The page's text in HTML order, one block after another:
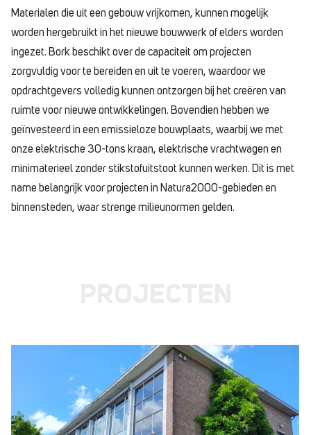
Materialen die uit een gebouw vrijkomen, kunnen mogelijk
worden hergebruikt in het nieuwe bouwwerk of elders worden
ingezet. Bork beschikt over de capaciteit om projecten
zorgvuldig voor te bereiden en uit te voeren, waardoor we
opdrachtgevers volledig kunnen ontzorgen bij het creëren van
ruimte voor nieuwe ontwikkelingen. Bovendien hebben we
geïnvesteerd in een emissieloze bouwplaats, waarbij we met
onze elektrische 30-tons kraan, elektrische vrachtwagen en
minimaterieel zonder stikstofuitstoot kunnen werken. Dit is met
name belangrijk voor projecten in Natura2000-gebieden en
binnensteden, waar strenge milieunormen gelden.